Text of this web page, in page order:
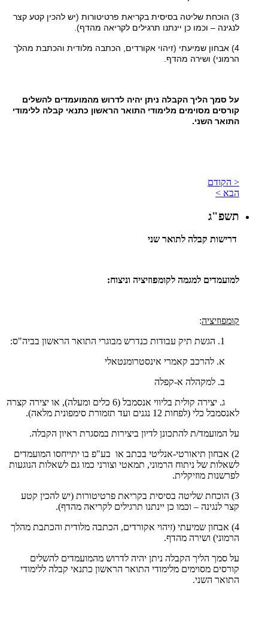
3) הוכחת שליטה בסיסית בקריאת פרטיטורות (יש להכין קטע קצר
לנגינה – וכמו כן יינתנו תרגילים לקריאה מהדף).
4) אבחון שמיעתי (זיהוי אקורדים, הכתבה מלודית והכתבת מהלך
הרמוני) ושירה מהדף.
על סמך הליך הקבלה ניתן יהיה לדרוש מהמועמדים להשלים
קורסים מסוימים מלימודי התואר הראשון כתנאי קבלה ללימודי
התואר השני.
< הקודם
הבא >
תשפ"ג
דרישות קבלה לתואר שני
למועמדים למגמה לקומפוזיציה וניצוח:
קומפוזיציה:
הגשת תיק עבודות כנדרש מבוגרי התואר הראשון בביה"ס:
א. להרכב קאמרי אינסטרומנטאלי
ב. למקהלה א-קפלה
ג. יצירה קולית בליווי אנסמבל (6 כלים ומעלה), או יצירה קצרה
לאנסמבל כלי (לפחות 12 נגנים ועד תזמורת סימפונית מלאה).
על המועמד/ת להתכונן לדיון ביצירות במסגרת ראיון הקבלה.
2) אבחון תיאורטי-אנליטי בכתב או בע"פ בו יתייחסו המועמדים
לשאלות של ניתוח הרמוני, תמאטי וצורני כמו גם לשאלות הנוגעות
לפרשנות מוזיקלית.
3) הוכחת שליטה בסיסית בקריאת פרטיטורות (יש להכין קטע
קצר לנגינה – וכמו כן יינתנו תרגילים לקריאה מהדף).
4) אבחון שמיעתי (זיהוי אקורדים, הכתבה מלודית והכתבת מהלך
הרמוני) ושירה מהדף.
על סמך הליך הקבלה ניתן יהיה לדרוש מהמועמדים להשלים
קורסים מסוימים מלימודי התואר הראשון כתנאי קבלה ללימודי
התואר השני.